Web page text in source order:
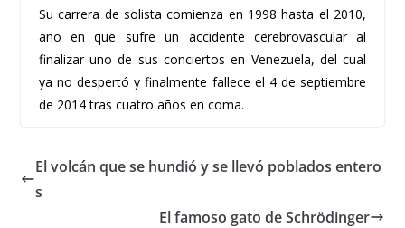
Su carrera de solista comienza en 1998 hasta el 2010,
año en que sufre un accidente cerebrovascular al
finalizar uno de sus conciertos en Venezuela, del cual
ya no despertó y finalmente fallece el 4 de septiembre
de 2014 tras cuatro años en coma.
El volcán que se hundió y se llevó poblados entero
s
El famoso gato de Schrödinger